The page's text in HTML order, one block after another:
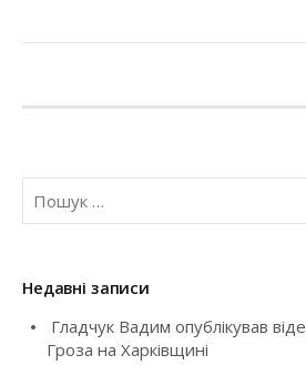
П
кНедавні записи
Гладчук Вадим опублікував
Гроза на Харківщині